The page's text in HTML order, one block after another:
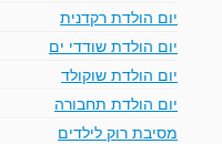
יום הולדת רקדנית
יום הולדת שודדי ים
יום הולדת שוקולד
יום הולדת תחבורה
מסיבת רוק לילדים